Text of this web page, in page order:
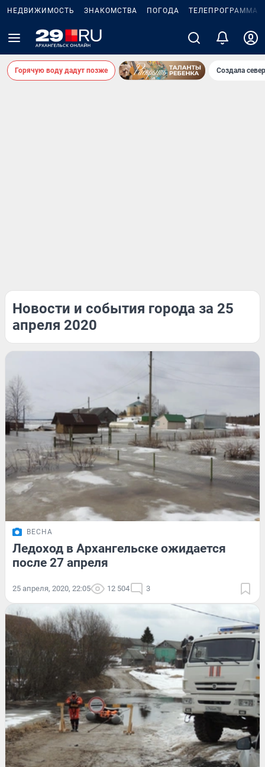
НЕДВИЖИМОСТЬ ЗНАКОМСТВА ПОГОДА ТЕЛЕПРОГРАММА
Горячую воду дадут позже Создала
Новости и события города за 25
апреля 2020
ВЕСНА
Ледоход в Архангельске ожидается
после 27 апреля
25 апреля, 2020, 22:05 12 504 3